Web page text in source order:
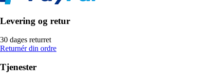
Levering og retur
30 dages returret
Returnér din ordre
Tjenester